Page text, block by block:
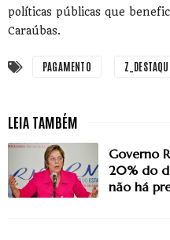
políticas públicas que
Caraúbas.
PAGAMENTO
Governo
20% do
não há